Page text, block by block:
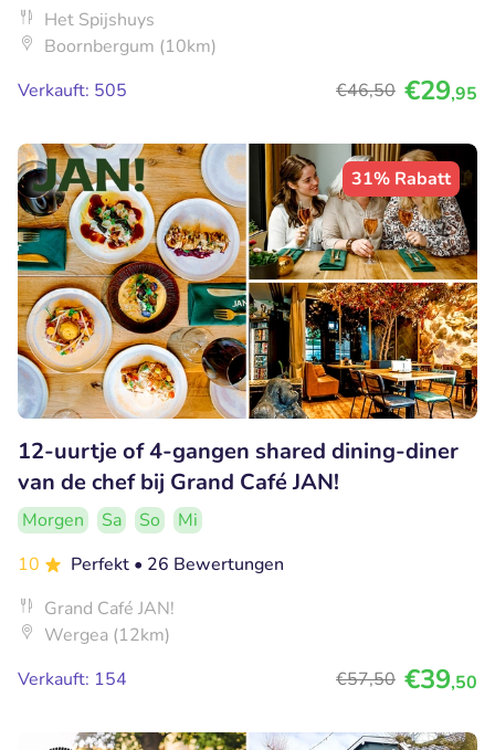
Het Spijshuys
Boornbergum (10km)
Verkauft: 505
€46,50 €29,95
31% Rabatt
12-uurtje of 4-gangen shared dining-diner
van de chef bij Grand Café JAN!
Morgen Sa So
Mi
10
Perfekt • 26 Bewertungen
Grand Café JAN!
Wergea (12km)
Verkauft: 154
€57,50 €39,50